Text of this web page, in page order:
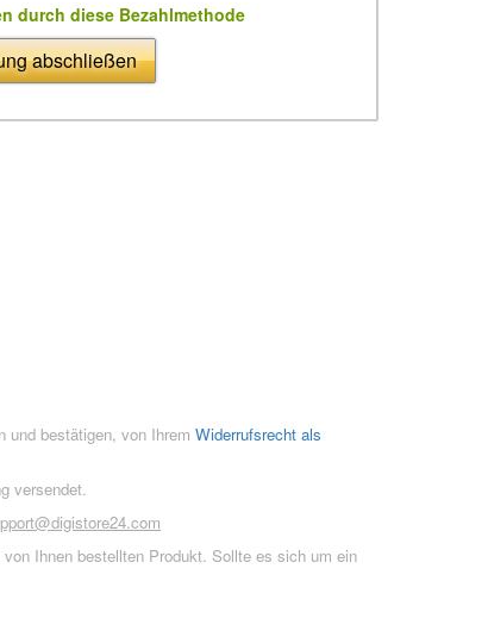
durch diese Bezahlmethode
abschließen
und bestätigen, von Ihrem Widerrufsrecht als
versendet.
Ihnen bestellten Produkt. Sollte es sich um ein